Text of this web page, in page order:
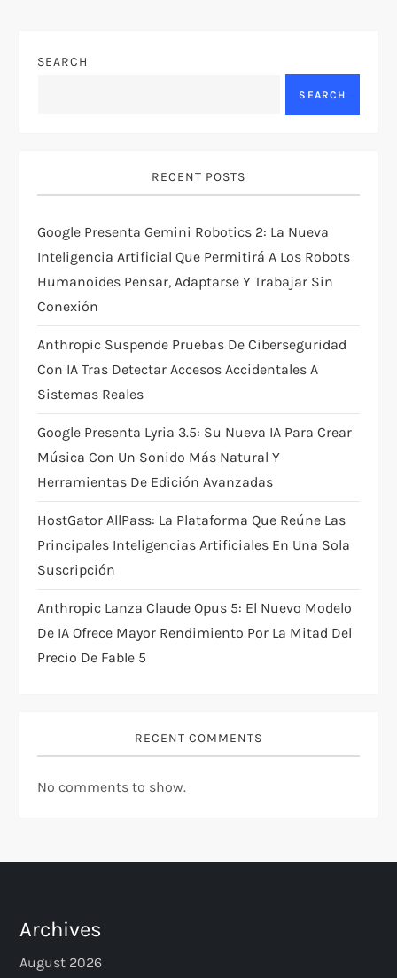
a
a
t
i
o
n
SEARCH
SEARCH
RECENT POSTS
Google Presenta Gemini Robotics 2: La Nueva
Inteligencia Artificial Que Permitirá A Los Robots
Humanoides Pensar, Adaptarse Y Trabajar Sin
Conexión
Anthropic Suspende Pruebas De Ciberseguridad
Con IA Tras Detectar Accesos Accidentales A
Sistemas Reales
Google Presenta Lyria 3.5: Su Nueva IA Para Crear
Música Con Un Sonido Más Natural Y
Herramientas De Edición Avanzadas
HostGator AllPass: La Plataforma Que Reúne Las
Principales Inteligencias Artificiales En Una Sola
Suscripción
Anthropic Lanza Claude Opus 5: El Nuevo Modelo
De IA Ofrece Mayor Rendimiento Por La Mitad Del
Precio De Fable 5
RECENT COMMENTS
No comments to show.
Archives
August 2026